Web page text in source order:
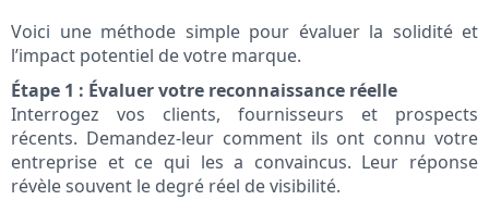
Voici une méthode simple pour évaluer la solidité et
l’impact potentiel de votre marque.
Étape 1 : Évaluer votre reconnaissance réelle
Interrogez vos clients, fournisseurs et prospects
récents. Demandez-leur comment ils ont connu votre
entreprise et ce qui les a convaincus. Leur réponse
révèle souvent le degré réel de visibilité.